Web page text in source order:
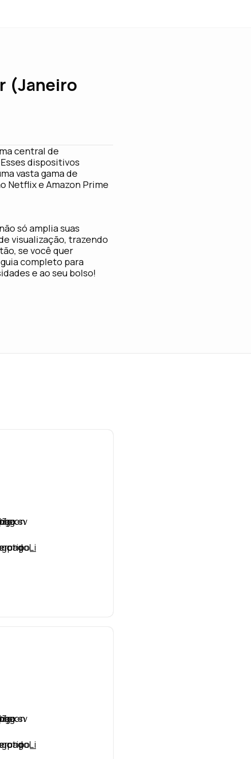
(Janeiro
central de
dispositivos
vasta gama de
Netflix e Amazon Prime
só amplia suas
visualização, trazendo
se você quer
completo para
e ao seu bolso!